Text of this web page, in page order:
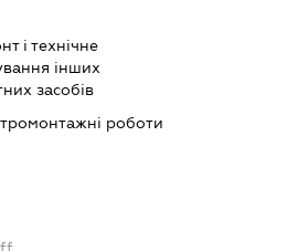
і технічне
інших
засобів
роботи